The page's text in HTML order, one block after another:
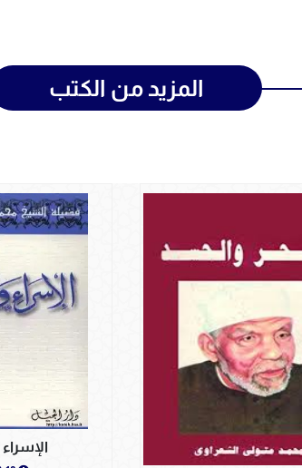
المزيد من الكتب